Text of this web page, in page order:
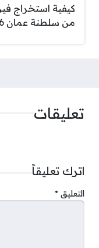
كيفية استخراج
من سلطنة عمان 2026
تعليقات
اترك تعليقاً
التعليق *